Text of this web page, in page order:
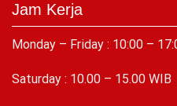
Jam Kerja
Monday – Friday : 10:00 –
Saturday : 10.00 – 15.00 WIB